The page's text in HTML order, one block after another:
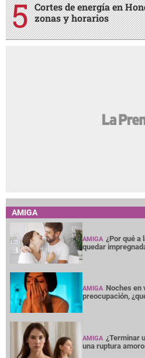
Cortes de energía en
zonas y horarios
AMIGA
AMIGA ¿Por qué a
quedar
AMIGA Noches en
preocupación,
AMIGA ¿Terminar
una ruptura